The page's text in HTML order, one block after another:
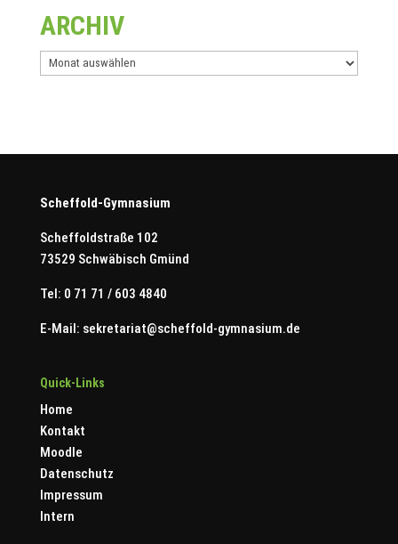
ARCHIV
Archiv
Scheffold-Gymnasium
Scheffoldstraße 102
73529 Schwäbisch Gmünd
Tel: 0 71 71 / 603 4840
E-Mail: sekretariat@scheffold-gymnasium.de
Quick-Links
Home
Kontakt
Moodle
Datenschutz
Impressum
Intern